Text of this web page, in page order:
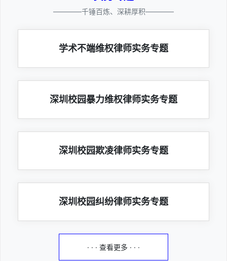
————千锤百炼、深耕厚积————
学术不端维权律师实务专题
深圳校园暴力维权律师实务专题
深圳校园欺凌律师实务专题
深圳校园纠纷律师实务专题
· · · 查看更多 · · ·